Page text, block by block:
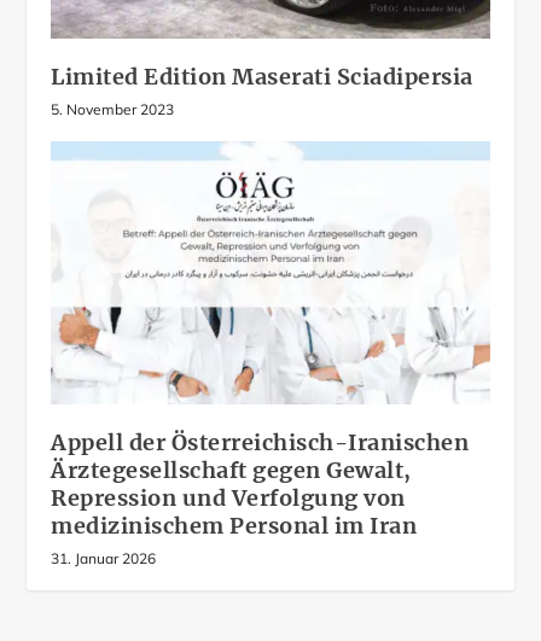
Limited Edition Maserati Sciadipersia
5. November 2023
Appell der Österreichisch-Iranischen
Ärztegesellschaft gegen Gewalt,
Repression und Verfolgung von
medizinischem Personal im Iran
31. Januar 2026